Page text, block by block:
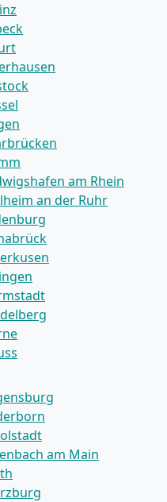
am Rhein
an der Ruhr
am Main